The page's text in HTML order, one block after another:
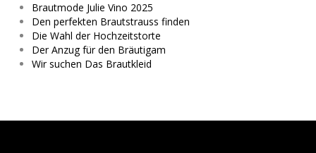
Brautmode Julie Vino 2025
Den perfekten Brautstrauss finden
Die Wahl der Hochzeitstorte
Der Anzug für den Bräutigam
Wir suchen Das Brautkleid